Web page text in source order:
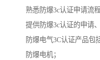
熟悉防爆3c认证申请流
提供防爆3c认证的申请
防爆电气3C认证产品包
防爆电机；